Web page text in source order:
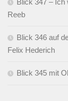
Reeb
Blick 346 auf
Felix Hederich
Blick 345 mit